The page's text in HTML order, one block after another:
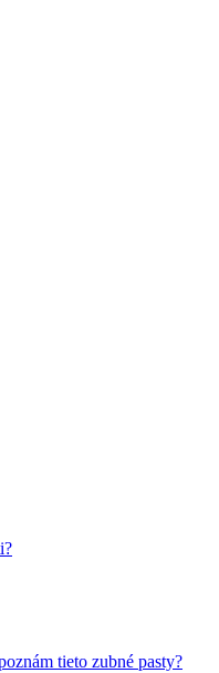
tieto zubné pasty?